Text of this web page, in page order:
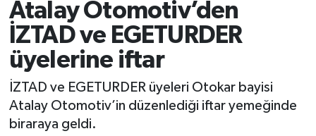
Atalay Otomotiv’den
İZTAD ve EGETURDER
üyelerine iftar
İZTAD ve EGETURDER üyeleri Otokar bayisi
Atalay Otomotiv’in düzenlediği iftar yemeğinde
biraraya geldi.
YOLCU TAŞIMA
LOJİSTİK
E-GAZETE
TAŞITLAR
Son Dakika Haberleri
Haber Arşivi